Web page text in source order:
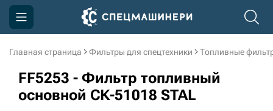
Главная страница Фильтры для спецтехники Топливные
FF5253 - Фильтр топливный
основной СК-51018 STAL
Компания
Акции